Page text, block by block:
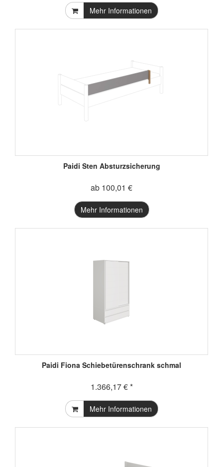
Mehr Informationen
Paidi Sten Absturzsicherung
ab 100,01 €
Mehr Informationen
Paidi Fiona Schiebetürenschrank schmal
1.366,17 € *
Mehr Informationen